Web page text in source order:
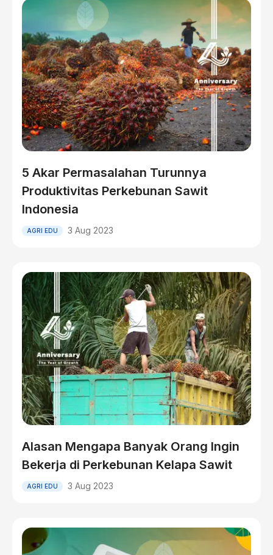
5 Akar Permasalahan Turunnya
Produktivitas Perkebunan Sawit
Indonesia
AGRI EDU 3 Aug 2023
Alasan Mengapa Banyak Orang Ingin
Bekerja di Perkebunan Kelapa Sawit
AGRI EDU 3 Aug 2023